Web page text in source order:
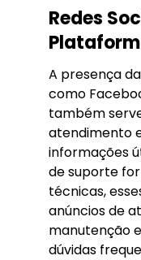
Redes
A presença
como
também
atendimento
informações
de suporte
técnicas,
anúncios de
manutenção
dúvidas